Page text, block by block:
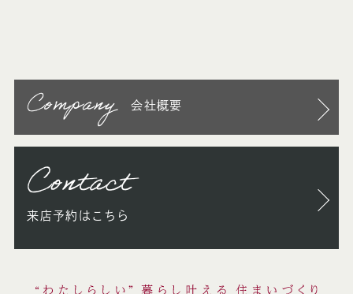
Company 会社概要
Contact
来店予約はこちら